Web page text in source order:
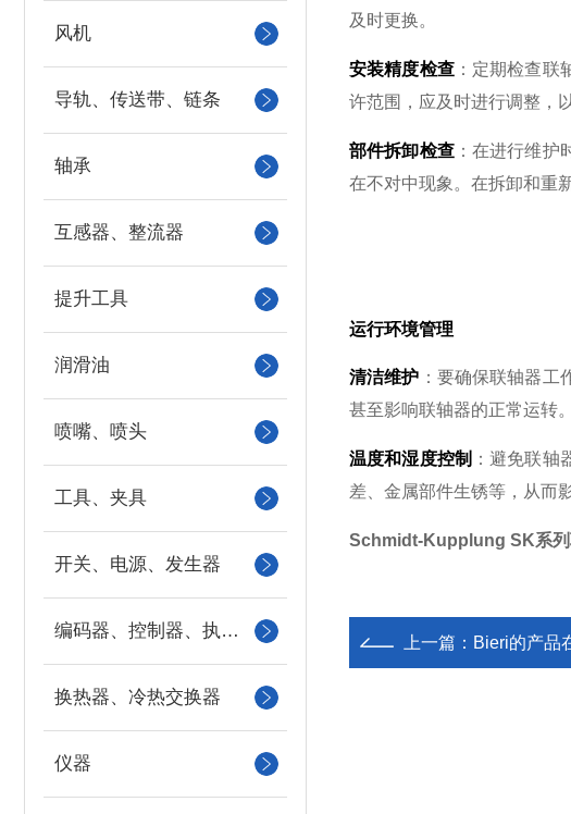
风机
导轨、传送带、链条
轴承
互感器、整流器
提升工具
润滑油
喷嘴、喷头
工具、夹具
开关、电源、发生器
编码器、控制器、执行器
换热器、冷热交换器
仪器
及时更换。
安装精度检查：定期检查联
许范围，应及时进行调整，
部件拆卸检查：在进行维护
在不对中现象。在拆卸和重
运行环境管理
清洁维护 ：要确保联轴器
甚至影响联轴器的正常运转
温度和湿度控制 ：避免联
差、金属部件生锈等，从而
Schmidt-Kupplung SK系列
上一篇： Bieri的产品